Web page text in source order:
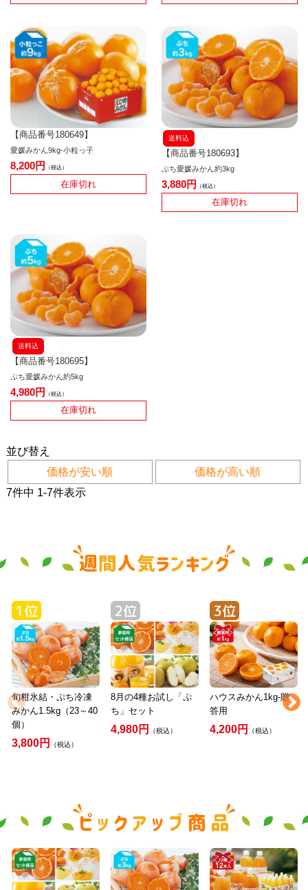
【商品番号180649】
愛媛みかん9kg-小粒っ子
8,200 税込
在庫切れ
送料込
【商品番号180693】
ぷち愛媛みかん約3kg
3,880 税込
在庫切れ
送料込
【商品番号180695】
ぷち愛媛みかん約5kg
4,980 税込
在庫切れ
並び替え
価格が安い順
価格が高い順
7件中 1-7件表示
旬柑氷結・ぷち冷凍
みかん1.5kg（23～40
個）
3,800円 （税込）
8月の4種お試し「ぷ
ち」セット
4,980円 （税込）
ハウスみかん1kg-贈
答用
4,200円 （税込）